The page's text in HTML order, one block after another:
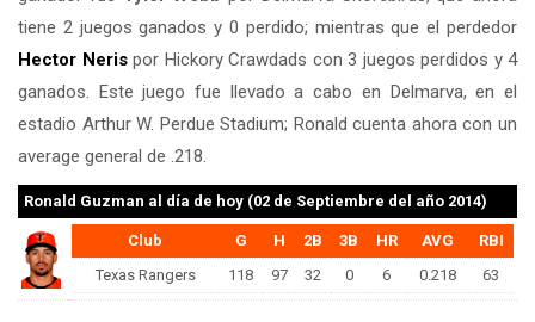
tiene 2 juegos ganados y 0 perdido; mientras que el perdedor
Hector Nerispor Hickory Crawdads con 3 juegos perdidos y 4
ganados. Este juego fue llevado a cabo en Delmarva, en el
estadio Arthur W. Perdue Stadium; Ronald cuenta ahora con un
average general de .218.
Ronald Guzman al día de hoy (02 de Septiembre del año 2014)
Club G H 2B 3B HR AVG
RBI
Texas Rangers
118 97 32 0 6 0.218 63